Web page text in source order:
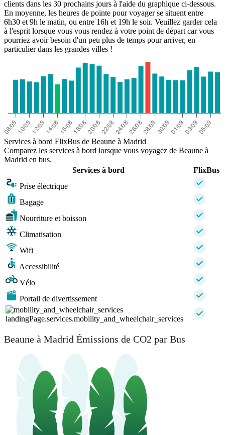
clients dans les 30 prochains jours à l'aide du graphique ci-dessous.
En moyenne, les heures de pointe pour voyager se situent entre
6h30 et 9h le matin, ou entre 16h et 19h le soir. Veuillez garder cela
à l'esprit lorsque vous vous rendez à votre point de départ car vous
pourriez avoir besoin d'un peu plus de temps pour arriver, en
particulier dans les grandes villes !
Services à bord FlixBus de Beaune à Madrid
Comparez les services à bord lorsque vous voyagez de Beaune à
Madrid en bus.
Services à bord
FlixBus
Prise électrique
Bagage
Nourriture et boisson
Climatisation
Wifi
Accessibilité
Vélo
Portail de divertissement
landingPage.services.mobility_and_wheelchair_services
Beaune à Madrid Émissions de CO2 par Bus